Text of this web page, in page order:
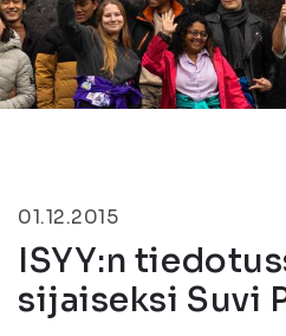
01.12.2015
ISYY:n
sijaiseksi Suvi